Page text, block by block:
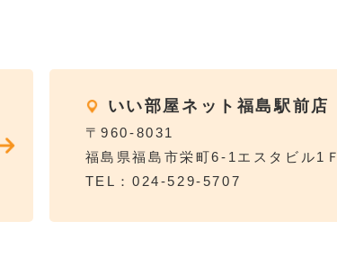
いい部屋ネット福島駅前店
〒960-8031
福島県福島市栄町6-1エスタビル1Ｆ
TEL：024-529-5707